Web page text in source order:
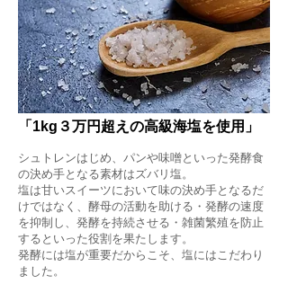
「1kg３万円超えの高級海塩を使用」
シュトレンはじめ、パンや味噌といった発酵食
の決め手となる素材はズバリ塩。
塩は甘いスイーツにおいて味の決め手となるだ
けではなく、酵母の活動を助ける・発酵の速度
を抑制し、発酵を持続させる・雑菌繁殖を防止
するといった役割を果たします。
発酵には塩が重要だからこそ、塩にはこだわり
ました。